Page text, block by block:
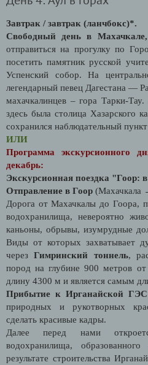
Завтрак / завтрак (ланчбокс)*.
Свободный день в Махачкале,
отправиться на прогулку по
посетить памятник русской
Успенский собор. На
легендарный певец Дагестана —
махачкалинцев – гора Тарки-
здесь была столица Хазарского
сохранился наблюдательный
ИЛИ
Программа экскурсионного
декабрь:
Экскурсионная поездка "Гоор:
Отправление в Гоор (Махачкала
Дорога от Махачкалы до Гоора,
водохранилища, невероятно
каньоны, обрывы, изумрудные
Виды от которых захватывает
черезГимринский тоннель,
пород на глубине 900 метров
длину 4300 м и является самым
Прибытие к Ирганайской ГЭС
природных и рукотворных
сделать красивые кадры.
Далее перед нами
водохранилища,
результате строительства